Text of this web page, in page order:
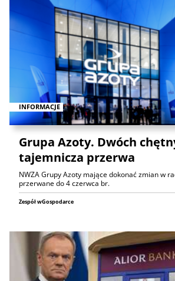
INFORMACJE
Grupa Azoty. Dwóch
tajemnicza przerwa
NWZA Grupy Azoty mające dokonać zmian w
przerwane do 4 czerwca br.
Zespół wGospodarce